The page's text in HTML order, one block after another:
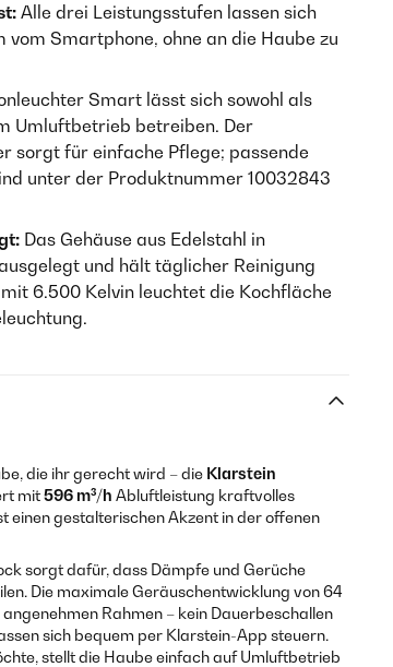
Alle drei Leistungsstufen lassen sich
Smartphone, ohne an die Haube zu
Smart lässt sich sowohl als
Umluftbetrieb betreiben. Der
sorgt für einfache Pflege; passende
unter der Produktnummer 10032843
Das Gehäuse aus Edelstahl in
und hält täglicher Reinigung
6.500 Kelvin leuchtet die Kochfläche
die ihr gerecht wird – die Klarstein
mit596 m³/h Abluftleistung kraftvolles
einen gestalterischen Akzent in der offenen
sorgt dafür, dass Dämpfe und Gerüche
Die maximale Geräuschentwicklung von 64
Rahmen – kein Dauerbeschallen
sich bequem per Klarstein-App steuern.
stellt die Haube einfach auf Umluftbetrieb